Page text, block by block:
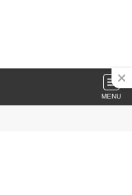
MENU